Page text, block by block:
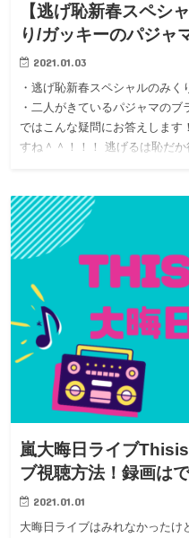
【逃げ恥新春スペシ
り/ガッキーのパジャ
2021.01.03
・逃げ恥新春スペシャルのみく
・二人がきているパジャマの
ではこんな疑問にお答えします
すね＾＾！！！ 逃げるは恥だか
嵐大晦日ライブ
ブ視聴方法！録画は
2021.01.01
大晦日ライブはみれなかった